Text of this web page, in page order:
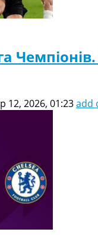
12, 2026, 01:23add